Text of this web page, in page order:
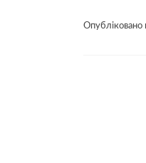
Опубліковано